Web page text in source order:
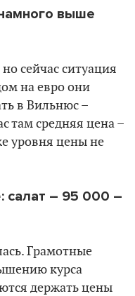
выше
сейчас ситуация
на евро они
в Вильнюс –
там средняя цена –
уровня цены не
: салат – 95 000 –
Грамотные
курса
держать цены